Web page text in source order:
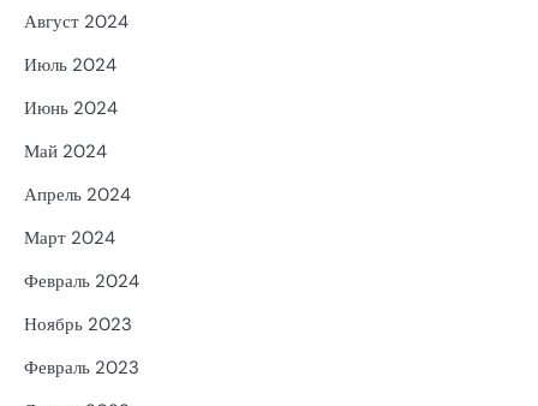
Август 2024
Июль 2024
Июнь 2024
Май 2024
Апрель 2024
Март 2024
Февраль 2024
Ноябрь 2023
Февраль 2023